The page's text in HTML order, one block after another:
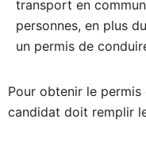
transport en
personnes, en plus
un permis de
Pour obtenir le
candidat doit remplir